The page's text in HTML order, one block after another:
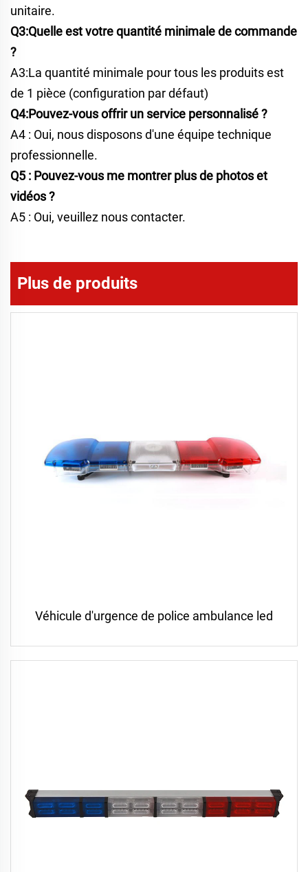
unitaire.
Q3:Quelle est votre quantité minimale de commande
?
A3:La quantité minimale pour tous les produits est
de 1 pièce (configuration par défaut)
Q4:Pouvez-vous offrir un service personnalisé ?
A4 : Oui, nous disposons d'une équipe technique
professionnelle.
Q5 : Pouvez-vous me montrer plus de photos et
vidéos ?
A5 : Oui, veuillez nous contacter.
Plus de produits
Véhicule d'urgence de police ambulance led